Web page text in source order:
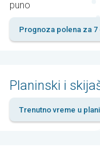
puno
Prognoza polena za 7
Planinski i
Trenutno vreme u